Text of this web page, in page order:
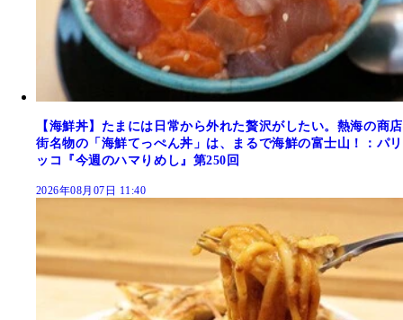
【海鮮丼】たまには日常から外れた贅沢がしたい。熱海の商店
街名物の「海鮮てっぺん丼」は、まるで海鮮の富士山！：パリ
ッコ『今週のハマりめし』第250回
2026年08月07日 11:40